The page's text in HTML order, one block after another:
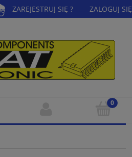
ZAREJESTRUJ SIĘ ? ZALOGUJ SIĘ